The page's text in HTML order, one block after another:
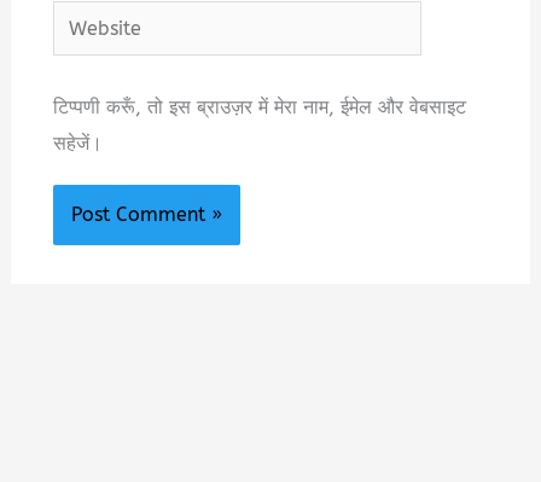
Website
टिप्पणी करूँ, तो इस ब्राउज़र में मेरा नाम, ईमेल और वेबसाइट
सहेजें।